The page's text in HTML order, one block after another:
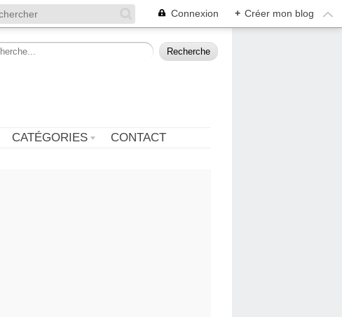
Connexion + Créer mon blog
CATÉGORIES CONTACT